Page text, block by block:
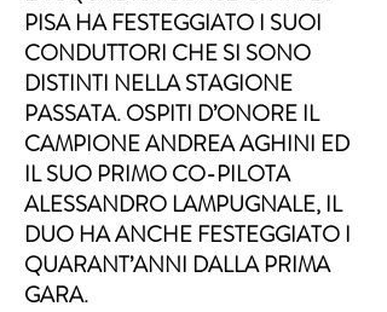
PISA HA FESTEGGIATO I SUOI
CONDUTTORI CHE SI SONO
DISTINTI NELLA STAGIONE
PASSATA. OSPITI D’ONORE IL
CAMPIONE ANDREA AGHINI ED
IL SUO PRIMO CO-PILOTA
ALESSANDRO LAMPUGNALE, IL
DUO HA ANCHE FESTEGGIATO I
QUARANT’ANNI DALLA PRIMA
GARA.